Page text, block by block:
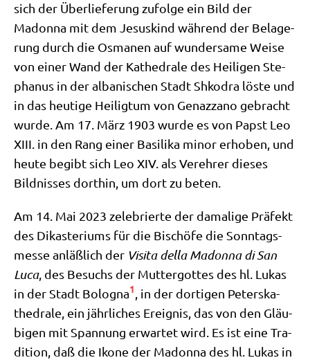
sich der Über­lie­fe­rung zufol­ge ein Bild der
Madon­na mit dem Jesus­kind wäh­rend der Bela­ge­
rung durch die Osma­nen auf wun­der­sa­me Wei­se
von einer Wand der Kathe­dra­le des Hei­li­gen Ste­
pha­nus in der alba­ni­schen Stadt Shko­dra löste und
in das heu­ti­ge Hei­lig­tum von Gen­az­z­a­no gebracht
wur­de. Am 17. März 1903 wur­de es von Papst Leo
XIII. in den Rang einer Basi­li­ka minor erho­ben, und
heu­te begibt sich Leo XIV. als Ver­eh­rer die­ses
Bild­nis­ses dort­hin, um dort zu beten.
Am 14. Mai 2023 zele­brier­te der dama­li­ge Prä­fekt
des Dik­aste­ri­ums für die Bischö­fe die Sonn­tags­
mes­se anläß­lich der Visi­ta del­la Madon­na di San
Luca, des Besuchs der Mut­ter­got­tes des hl. Lukas
in der Stadt Bolo­gna1, in der dor­ti­gen Peter­s­ka­
the­dra­le, ein jähr­li­ches Ereig­nis, das von den Gläu­
bi­gen mit Span­nung erwar­tet wird. Es ist eine Tra­
di­ti­on, daß die Iko­ne der Madon­na des hl. Lukas in